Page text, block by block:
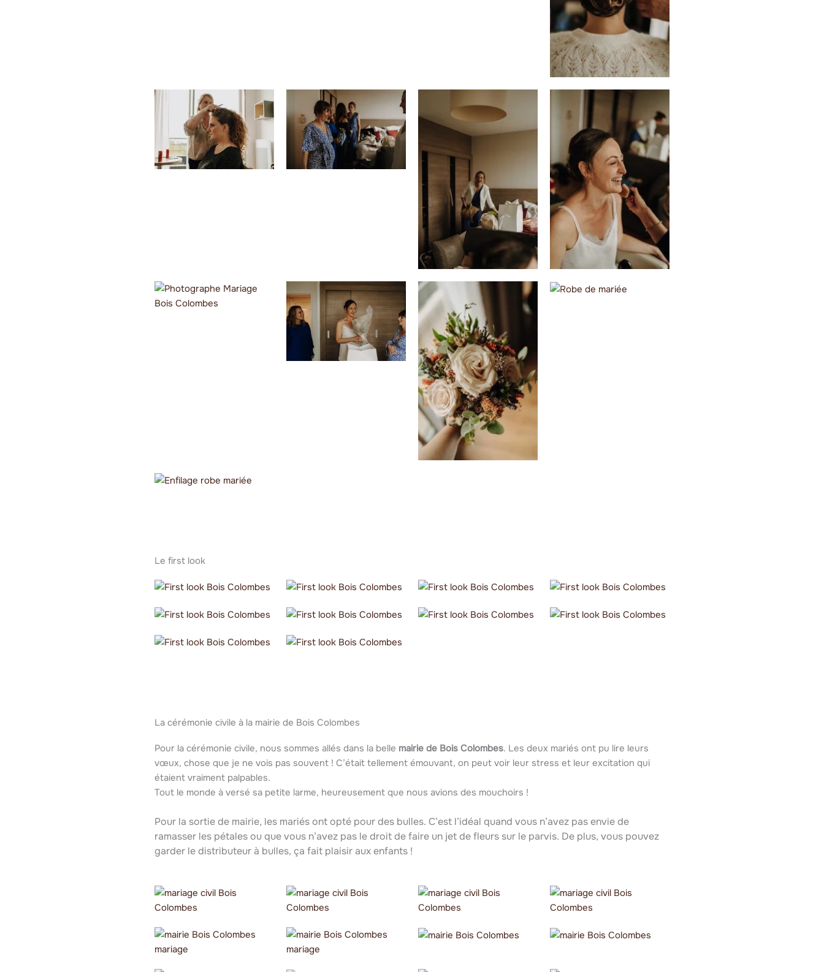
Le first look
La cérémonie civile à la mairie de Bois Colombes
Pour la cérémonie civile, nous sommes allés dans la belle mairie de Bois Colombes. Les deux mariés ont pu lire leurs
vœux, chose que je ne vois pas souvent ! C’était tellement émouvant, on peut voir leur stress et leur excitation qui
étaient vraiment palpables.
Tout le monde à versé sa petite larme, heureusement que nous avions des mouchoirs !
Pour la sortie de mairie, les mariés ont opté pour des bulles. C’est l’idéal quand vous n’avez pas envie de
ramasser les pétales ou que vous n’avez pas le droit de faire un jet de fleurs sur le parvis. De plus, vous pouvez
garder le distributeur à bulles, ça fait plaisir aux enfants !